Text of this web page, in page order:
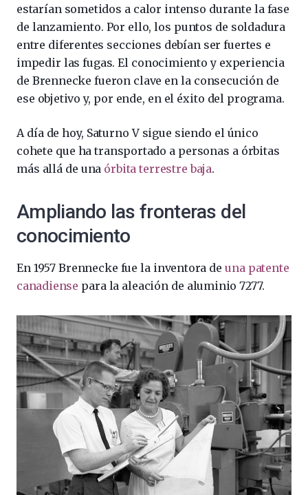
estarían sometidos a calor intenso durante la fase
de lanzamiento. Por ello, los puntos de soldadura
entre diferentes secciones debían ser fuertes e
impedir las fugas. El conocimiento y experiencia
de Brennecke fueron clave en la consecución de
ese objetivo y, por ende, en el éxito del programa.
A día de hoy, Saturno V sigue siendo el único
cohete que ha transportado a personas a órbitas
más allá de una órbita terrestre baja.
Ampliando las fronteras del
conocimiento
En 1957 Brennecke fue la inventora deuna patente
canadiense para la aleación de aluminio 7277.